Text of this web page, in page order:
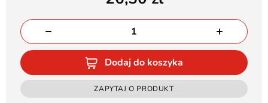
Dodaj do koszyka
ZAPYTAJ O PRODUKT